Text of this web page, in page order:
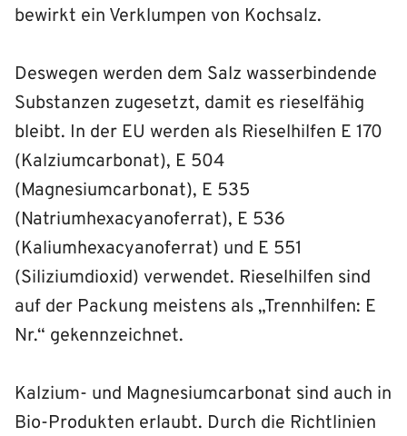
bewirkt ein Verklumpen von Kochsalz.
Deswegen werden dem Salz wasserbindende
Substanzen zugesetzt, damit es rieselfähig
bleibt. In der EU werden als Rieselhilfen E 170
(Kalziumcarbonat), E 504
(Magnesiumcarbonat), E 535
(Natriumhexacyanoferrat), E 536
(Kaliumhexacyanoferrat) und E 551
(Siliziumdioxid) verwendet. Rieselhilfen sind
auf der Packung meistens als „Trennhilfen: E
Nr.“ gekennzeichnet.
Kalzium- und Magnesiumcarbonat sind auch in
Bio-Produkten erlaubt. Durch die Richtlinien